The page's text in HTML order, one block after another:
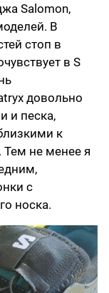
Salomon,
В
стоп в
в S
довольно
и песка,
к
не менее я
с
носка.